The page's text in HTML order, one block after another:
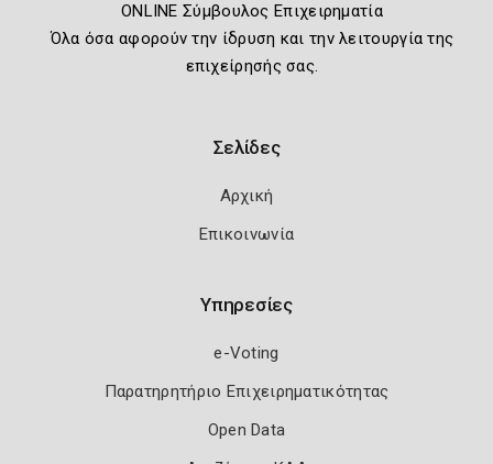
ONLINE Σύμβουλος Επιχειρηματία
Όλα όσα αφορούν την ίδρυση και την λειτουργία της
επιχείρησής σας.
Σελίδες
Αρχική
Επικοινωνία
Υπηρεσίες
e-Voting
Παρατηρητήριο Επιχειρηματικότητας
Open Data